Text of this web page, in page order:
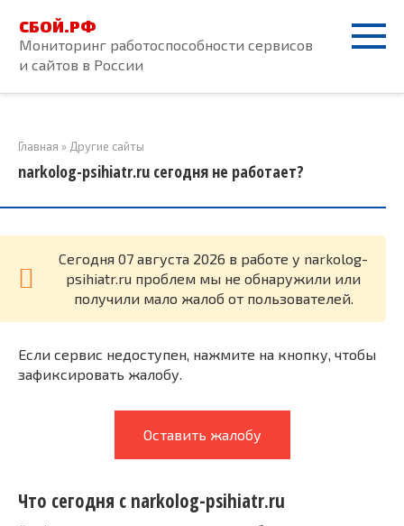
контенту
СБОЙ.РФ
Мониторинг работоспособности сервисов
и сайтов в России
Главная » Другие сайты
narkolog-psihiatr.ru сегодня не работает?
Cегодня 07 августа 2026 в работе у narkolog-
psihiatr.ru проблем мы не обнаружили или
получили мало жалоб от пользователей.
Если сервис недоступен, нажмите на кнопку, чтобы
зафиксировать жалобу.
Оставить жалобу
Что сегодня с narkolog-psihiatr.ru